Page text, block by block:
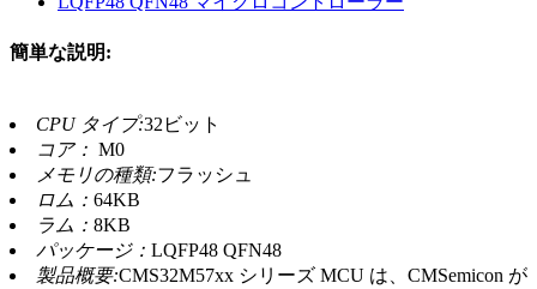
簡単な説明:
CPU タイプ:32ビット
コア： M0
メモリの種類:フラッシュ
ロム： 64KB
ラム： 8KB
パッケージ： LQFP48 QFN48
製品概要:CMS32M57xx シリーズ MCU は、CMSemicon が